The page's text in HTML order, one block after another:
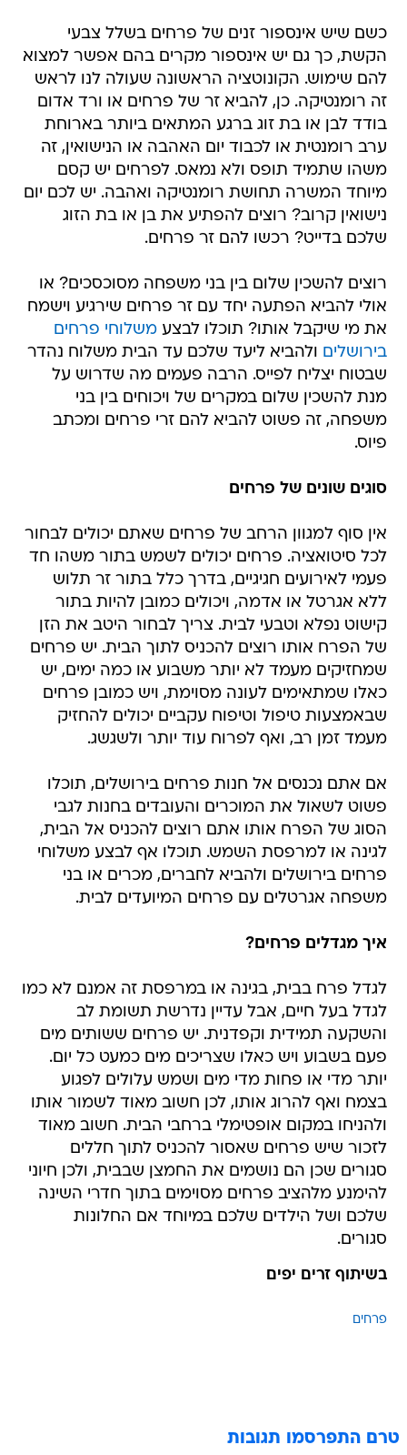
כשם שיש אינספור זנים של פרחים בשלל צבעי
הקשת, כך גם יש אינספור מקרים בהם אפשר למצוא
להם שימוש. הקונוטציה הראשונה שעולה לנו לראש
זה רומנטיקה. כן, להביא זר של פרחים או ורד אדום
בודד לבן או בת זוג ברגע המתאים ביותר בארוחת
ערב רומנטית או לכבוד יום האהבה או הנישואין, זה
משהו שתמיד תופס ולא נמאס. לפרחים יש קסם
מיוחד המשרה תחושת רומנטיקה ואהבה. יש לכם יום
נישואין קרוב? רוצים להפתיע את בן או בת הזוג
שלכם בדייט? רכשו להם זר פרחים.
רוצים להשכין שלום בין בני משפחה מסוכסכים? או
אולי להביא הפתעה יחד עם זר פרחים שירגיע וישמח
את מי שיקבל אותו? תוכלו לבצעמשלוחי פרחים
בירושלים ולהביא ליעד שלכם עד הבית משלוח נהדר
שבטוח יצליח לפייס. הרבה פעמים מה שדרוש על
מנת להשכין שלום במקרים של ויכוחים בין בני
משפחה, זה פשוט להביא להם זרי פרחים ומכתב
פיוס.
סוגים שונים של פרחים
אין סוף למגוון הרחב של פרחים שאתם יכולים לבחור
לכל סיטואציה. פרחים יכולים לשמש בתור משהו חד
פעמי לאירועים חגיגיים, בדרך כלל בתור זר תלוש
ללא אגרטל או אדמה, ויכולים כמובן להיות בתור
קישוט נפלא וטבעי לבית. צריך לבחור היטב את הזן
של הפרח אותו רוצים להכניס לתוך הבית. יש פרחים
שמחזיקים מעמד לא יותר משבוע או כמה ימים, יש
כאלו שמתאימים לעונה מסוימת, ויש כמובן פרחים
שבאמצעות טיפול וטיפוח עקביים יכולים להחזיק
מעמד זמן רב, ואף לפרוח עוד יותר ולשגשג.
אם אתם נכנסים אל חנות פרחים בירושלים, תוכלו
פשוט לשאול את המוכרים והעובדים בחנות לגבי
הסוג של הפרח אותו אתם רוצים להכניס אל הבית,
לגינה או למרפסת השמש. תוכלו אף לבצע משלוחי
פרחים בירושלים ולהביא לחברים, מכרים או בני
משפחה אגרטלים עם פרחים המיועדים לבית.
איך מגדלים פרחים?
לגדל פרח בבית, בגינה או במרפסת זה אמנם לא כמו
לגדל בעל חיים, אבל עדיין נדרשת תשומת לב
והשקעה תמידית וקפדנית. יש פרחים ששותים מים
פעם בשבוע ויש כאלו שצריכים מים כמעט כל יום.
יותר מדי או פחות מדי מים ושמש עלולים לפגוע
בצמח ואף להרוג אותו, לכן חשוב מאוד לשמור אותו
ולהניחו במקום אופטימלי ברחבי הבית. חשוב מאוד
לזכור שיש פרחים שאסור להכניס לתוך חללים
סגורים שכן הם נושמים את החמצן שבבית, ולכן חיוני
להימנע מלהציב פרחים מסוימים בתוך חדרי השינה
שלכם ושל הילדים שלכם במיוחד אם החלונות
סגורים.
בשיתוף זרים יפים
פרחים
טרם התפרסמו תגובות